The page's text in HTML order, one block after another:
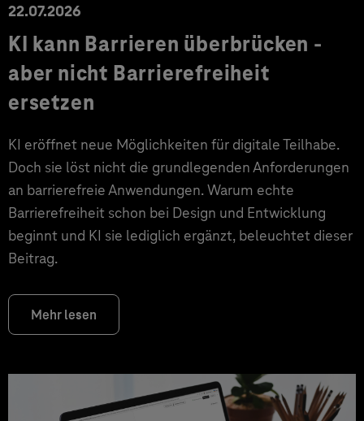
22.07.2026
KI kann Barrieren überbrücken -
aber nicht Barrierefreiheit
ersetzen
KI eröffnet neue Möglichkeiten für digitale Teilhabe.
Doch sie löst nicht die grundlegenden Anforderungen
an barrierefreie Anwendungen. Warum echte
Barrierefreiheit schon bei Design und Entwicklung
beginnt und KI sie lediglich ergänzt, beleuchtet dieser
Beitrag.
Mehr lesen